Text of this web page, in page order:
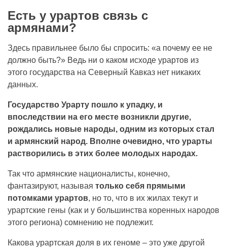
Есть у урартов связь с
армянами?
Здесь правильнее было бы спросить: «а почему ее не
должно быть?» Ведь ни о каком исходе урартов из
этого государства на Северный Кавказ нет никаких
данных.
Государство Урарту пошло к упадку, и
впоследствии на его месте возникли другие,
рождались новые народы, одним из которых стал
и армянский народ. Вполне очевидно, что урарты
растворились в этих более молодых народах.
Так что армянские националисты, конечно,
фантазируют, называя только себя прямыми
потомками урартов, но то, что в их жилах текут и
урартские гены (как и у большинства коренных народов
этого региона) сомнению не подлежит.
Какова урартская доля в их геноме – это уже другой